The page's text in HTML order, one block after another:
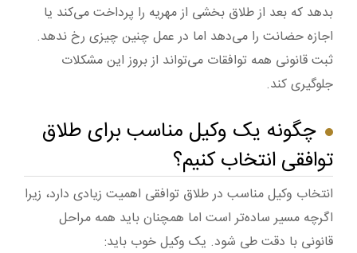
بدهد که بعد از طلاق بخشی از مهریه را پرداخت می‌کند یا
اجازه حضانت را می‌دهد اما در عمل چنین چیزی رخ ندهد.
ثبت قانونی همه توافقات می‌تواند از بروز این مشکلات
جلوگیری کند.
چگونه یک وکیل مناسب برای طلاق
توافقی انتخاب کنیم؟
انتخاب وکیل مناسب در طلاق توافقی اهمیت زیادی دارد، زیرا
اگرچه مسیر ساده‌تر است اما همچنان باید همه مراحل
قانونی با دقت طی شود. یک وکیل خوب باید: